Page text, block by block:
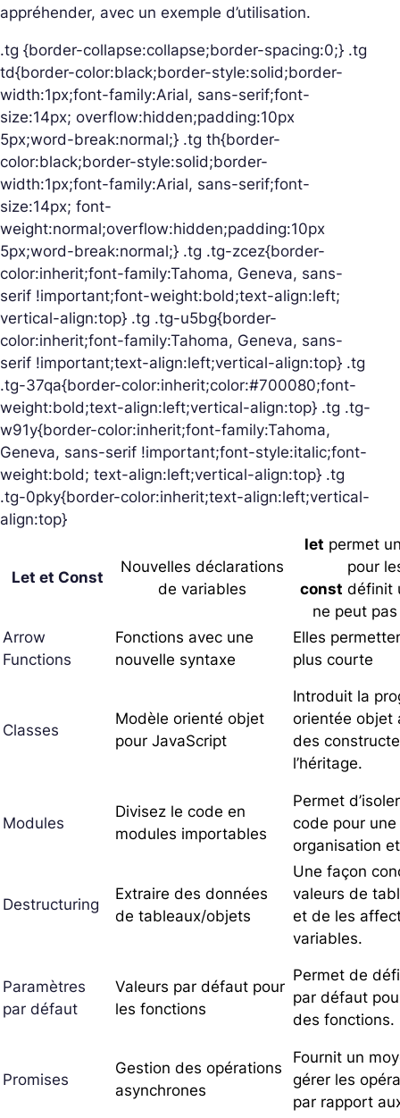
appréhender, avec un exemple d’utilisation.
.tg {border-collapse:collapse;border-spacing:0;} .tg
td{border-color:black;border-style:solid;border-
width:1px;font-family:Arial, sans-serif;font-
size:14px; overflow:hidden;padding:10px
5px;word-break:normal;} .tg th{border-
color:black;border-style:solid;border-
width:1px;font-family:Arial, sans-serif;font-
size:14px; font-
weight:normal;overflow:hidden;padding:10px
5px;word-break:normal;} .tg .tg-zcez{border-
color:inherit;font-family:Tahoma, Geneva, sans-
serif !important;font-weight:bold;text-align:left;
vertical-align:top} .tg .tg-u5bg{border-
color:inherit;font-family:Tahoma, Geneva, sans-
serif !important;text-align:left;vertical-align:top} .tg
.tg-37qa{border-color:inherit;color:#700080;font-
weight:bold;text-align:left;vertical-align:top} .tg .tg-
w91y{border-color:inherit;font-family:Tahoma,
Geneva, sans-serif !important;font-style:italic;font-
weight:bold; text-align:left;vertical-align:top} .tg
.tg-0pky{border-color:inherit;text-align:left;vertical-
align:top}
Let et Const
Nouvelles déclarations
de variables
let permet
pour
const définit
ne peut
Arrow
Functions
Fonctions avec une
nouvelle syntaxe
Elles
plus courte
Classes
Modèle orienté objet
pour JavaScript
Introduit la
orientée objet
des
l’héritage.
Modules
Divisez le code en
modules importables
Permet
code pour
organisation
Destructuring
Extraire des données
de tableaux/objets
Une façon
valeurs de
et de les
variables.
Paramètres
par défaut
Valeurs par défaut pour
les fonctions
Permet de
par défaut
des fonctions.
Promises
Gestion des opérations
asynchrones
Fournit un
gérer les
par rapport